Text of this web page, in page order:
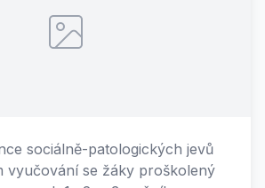
sociálně-patologických jevů
vyučování se žáky proškolený